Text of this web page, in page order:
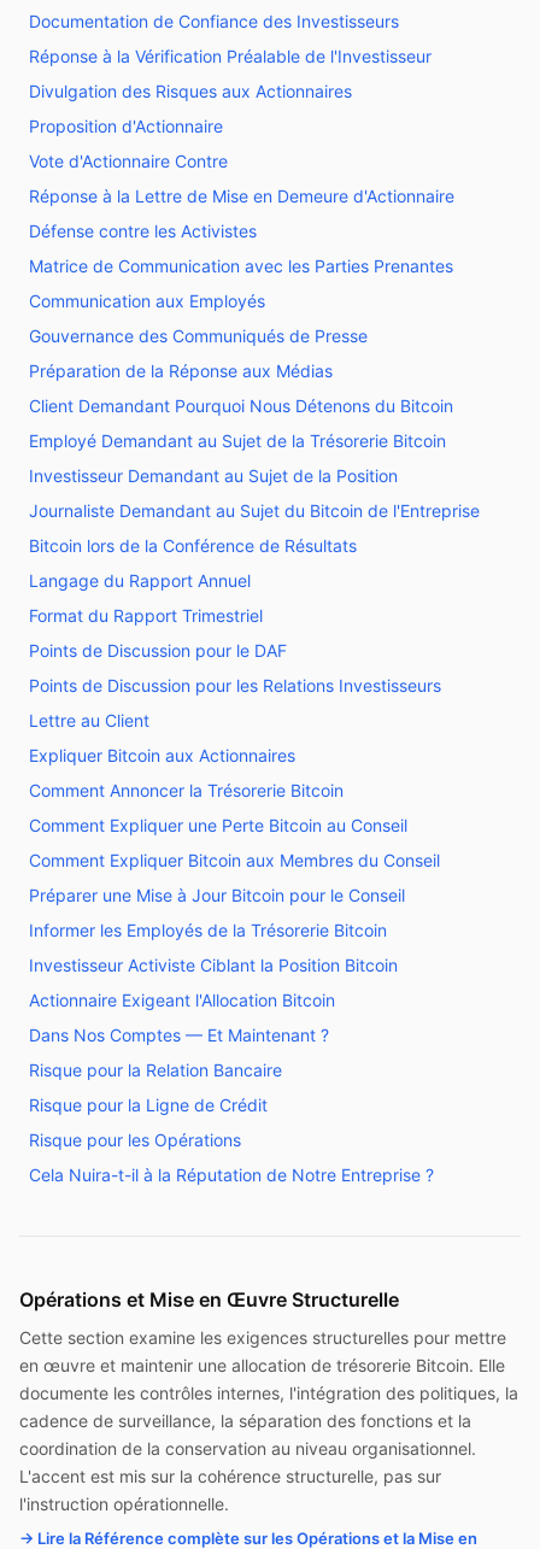
Documentation de Confiance des Investisseurs
Réponse à la Vérification Préalable de l'Investisseur
Divulgation des Risques aux Actionnaires
Proposition d'Actionnaire
Vote d'Actionnaire Contre
Réponse à la Lettre de Mise en Demeure d'Actionnaire
Défense contre les Activistes
Matrice de Communication avec les Parties Prenantes
Communication aux Employés
Gouvernance des Communiqués de Presse
Préparation de la Réponse aux Médias
Client Demandant Pourquoi Nous Détenons du Bitcoin
Employé Demandant au Sujet de la Trésorerie Bitcoin
Investisseur Demandant au Sujet de la Position
Journaliste Demandant au Sujet du Bitcoin de l'Entreprise
Bitcoin lors de la Conférence de Résultats
Langage du Rapport Annuel
Format du Rapport Trimestriel
Points de Discussion pour le DAF
Points de Discussion pour les Relations Investisseurs
Lettre au Client
Expliquer Bitcoin aux Actionnaires
Comment Annoncer la Trésorerie Bitcoin
Comment Expliquer une Perte Bitcoin au Conseil
Comment Expliquer Bitcoin aux Membres du Conseil
Préparer une Mise à Jour Bitcoin pour le Conseil
Informer les Employés de la Trésorerie Bitcoin
Investisseur Activiste Ciblant la Position Bitcoin
Actionnaire Exigeant l'Allocation Bitcoin
Dans Nos Comptes — Et Maintenant ?
Risque pour la Relation Bancaire
Risque pour la Ligne de Crédit
Risque pour les Opérations
Cela Nuira-t-il à la Réputation de Notre Entreprise ?
Opérations et Mise en Œuvre Structurelle
Cette section examine les exigences structurelles pour mettre
en œuvre et maintenir une allocation de trésorerie Bitcoin. Elle
documente les contrôles internes, l'intégration des politiques, la
cadence de surveillance, la séparation des fonctions et la
coordination de la conservation au niveau organisationnel.
L'accent est mis sur la cohérence structurelle, pas sur
l'instruction opérationnelle.
→ Lire la Référence complète sur les Opérations et la Mise en